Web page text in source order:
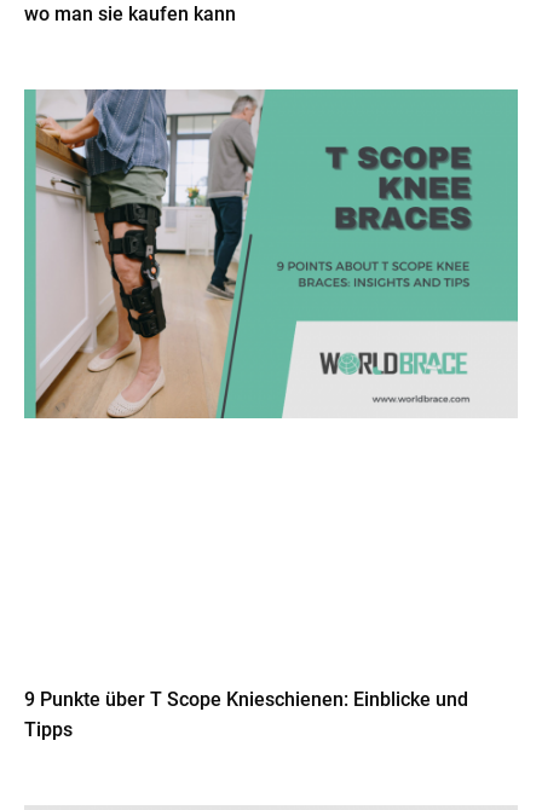
wo man sie kaufen kann
9 Punkte über T Scope Knieschienen: Einblicke und
Tipps